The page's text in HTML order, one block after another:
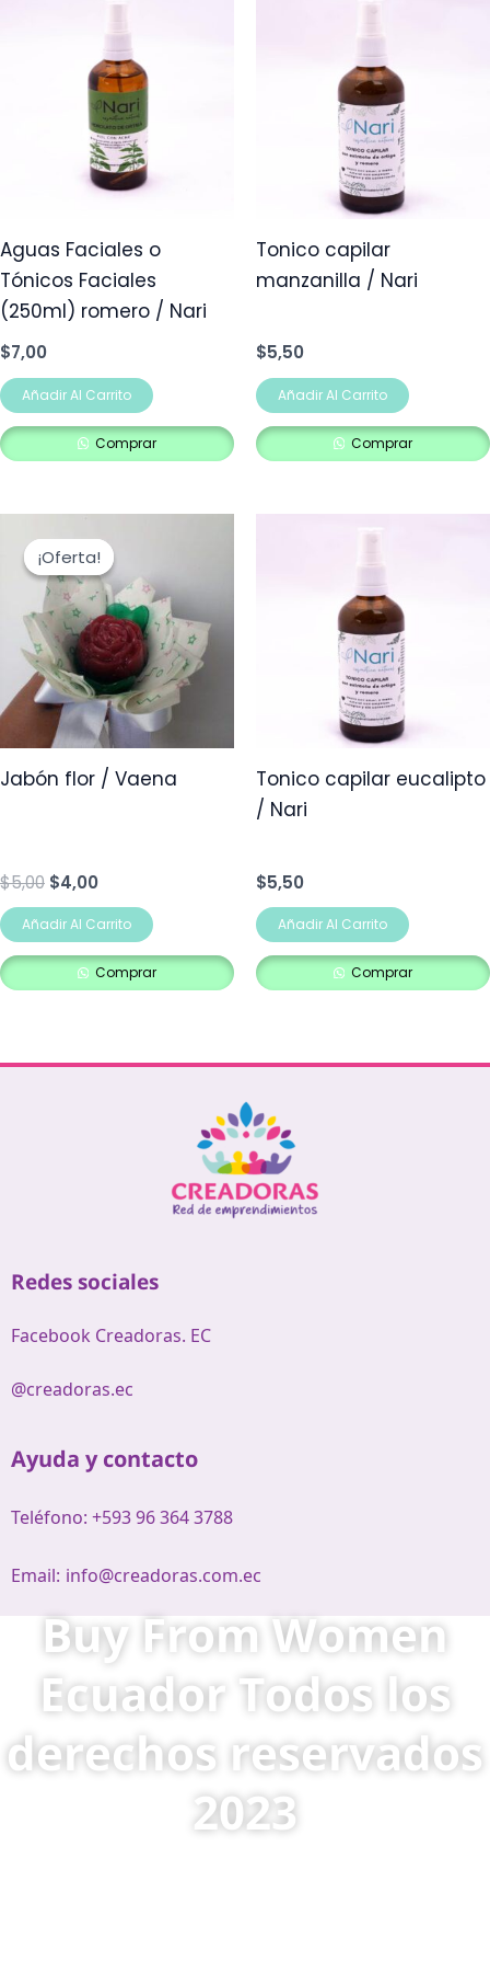
Aguas Faciales o
Tónicos Faciales
(250ml) romero / Nari
$7,00
Añadir Al Carrito
Comprar
Tonico capilar
manzanilla / Nari
$5,50
Añadir Al Carrito
Comprar
¡Oferta!
¡Oferta!
Jabón flor / Vaena
$5,00
precio
original
era:
$5,00.
$4,00
precio
actual
es:
$4,00.
Añadir Al Carrito
Comprar
Tonico capilar eucalipto
/ Nari
$5,50
Añadir Al Carrito
Comprar
Redes sociales
Facebook Creadoras. EC
@creadoras.ec
Ayuda y contacto
Teléfono: +593 96 364 3788
Email: info@creadoras.com.ec
Buy From Women
Ecuador Todos los
derechos reservados
2023